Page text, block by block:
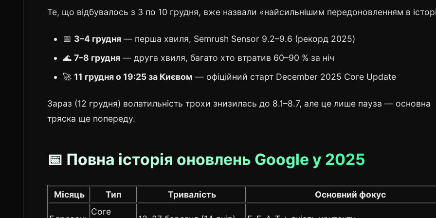
Те, що відбувалось з 3 по 10 грудня, вже назвали «найсильнішим передоновленням в
📅 3–4 грудня — перша хвиля, Semrush Sensor 9.2–9.6 (рекорд 2025)
🌊 7–8 грудня — друга хвиля, багато хто втратив 60–90 % за ніч
🚀 11 грудня о 19:25 за Києвом — офіційний старт December 2025 Core Update
Зараз (12 грудня) волатильність трохи знизилась до 8.1–8.7, але це лише пауза — основна
тряска ще попереду.
📅 Повна історія оновлень Google у 2025
Місяць Тип Тривалість Основний фокус
Core